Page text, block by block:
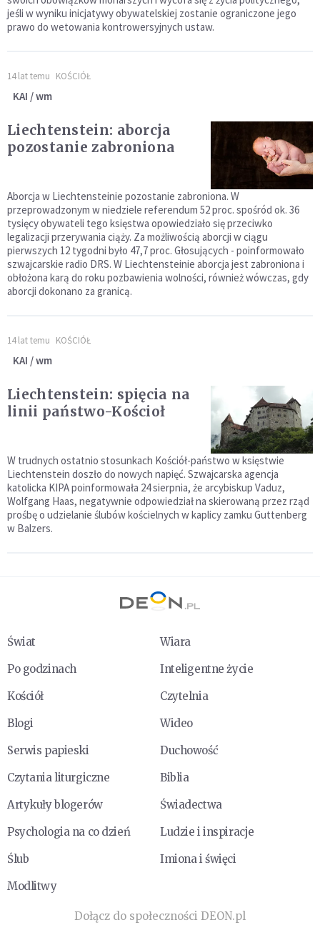
jeśli w wyniku inicjatywy obywatelskiej zostanie ograniczone jego
prawo do wetowania kontrowersyjnych ustaw.
14 lat temu KOŚCIÓŁ
KAI / wm
Liechtenstein: aborcja
pozostanie zabroniona
Aborcja w Liechtensteinie pozostanie zabroniona. W
przeprowadzonym w niedziele referendum 52 proc. spośród ok. 36
tysięcy obywateli tego księstwa opowiedziało się przeciwko
legalizacji przerywania ciąży. Za możliwością aborcji w ciągu
pierwszych 12 tygodni było 47,7 proc. Głosujących - poinformowało
szwajcarskie radio DRS. W Liechtensteinie aborcja jest zabroniona i
obłożona karą do roku pozbawienia wolności, również wówczas, gdy
aborcji dokonano za granicą.
14 lat temu KOŚCIÓŁ
KAI / wm
Liechtenstein: spięcia na
linii państwo-Kościoł
W trudnych ostatnio stosunkach Kościół-państwo w księstwie
Liechtenstein doszło do nowych napięć. Szwajcarska agencja
katolicka KIPA poinformowała 24 sierpnia, że arcybiskup Vaduz,
Wolfgang Haas, negatywnie odpowiedział na skierowaną przez rząd
prośbę o udzielanie ślubów kościelnych w kaplicy zamku Guttenberg
w Balzers.
Świat
Wiara
Po godzinach
Inteligentne życie
Kościół
Czytelnia
Blogi
Wideo
Serwis papieski
Duchowość
Czytania liturgiczne
Biblia
Artykuły blogerów
Świadectwa
Psychologia na co dzień
Ludzie i inspiracje
Ślub
Imiona i święci
Modlitwy
Dołącz do społeczności DEON.pl